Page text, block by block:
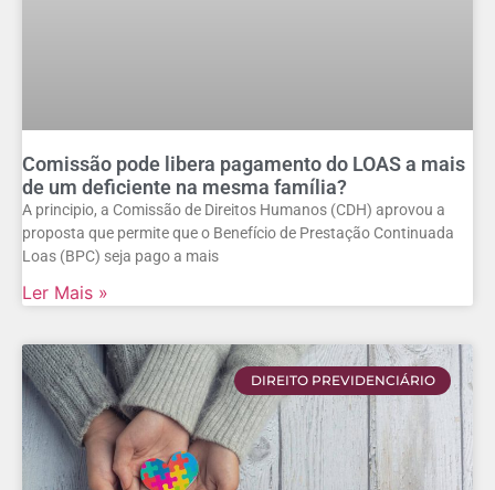
Comissão pode libera pagamento do LOAS a mais
de um deficiente na mesma família?
A principio, a Comissão de Direitos Humanos (CDH) aprovou a
proposta que permite que o Benefício de Prestação Continuada
Loas (BPC) seja pago a mais
Ler Mais »
DIREITO PREVIDENCIÁRIO